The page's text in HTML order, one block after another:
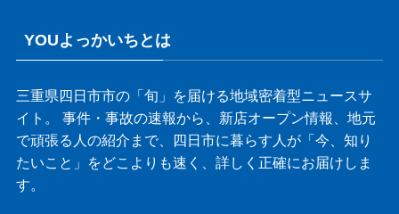
YOUよっかいちとは
三重県四日市市の「旬」を届ける地域密着型ニュースサ
イト。 事件・事故の速報から、新店オープン情報、地元
で頑張る人の紹介まで、四日市に暮らす人が「今、知り
たいこと」をどこよりも速く、詳しく正確にお届けしま
す。